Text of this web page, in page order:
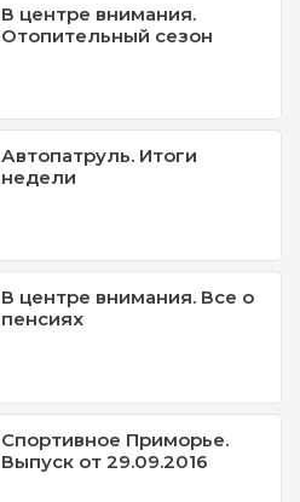
В центре внимания.
Отопительный сезон
Автопатруль. Итоги
недели
В центре внимания. Все о
пенсиях
Спортивное Приморье.
Выпуск от 29.09.2016